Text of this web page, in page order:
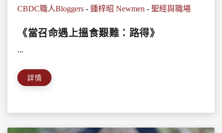
CBDC職人Bloggers - 鍾梓昭 Newmen - 聖經與職場
《當召命遇上搵食艱難：路得》
...
詳情